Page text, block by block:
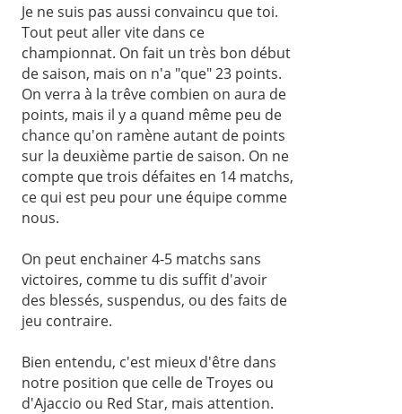
Je ne suis pas aussi convaincu que toi.
Tout peut aller vite dans ce
championnat. On fait un très bon début
de saison, mais on n'a "que" 23 points.
On verra à la trêve combien on aura de
points, mais il y a quand même peu de
chance qu'on ramène autant de points
sur la deuxième partie de saison. On ne
compte que trois défaites en 14 matchs,
ce qui est peu pour une équipe comme
nous.
On peut enchainer 4-5 matchs sans
victoires, comme tu dis suffit d'avoir
des blessés, suspendus, ou des faits de
jeu contraire.
Bien entendu, c'est mieux d'être dans
notre position que celle de Troyes ou
d'Ajaccio ou Red Star, mais attention.